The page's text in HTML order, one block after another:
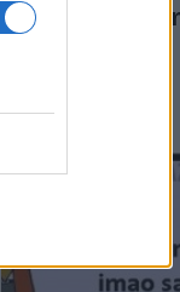
kritičnom